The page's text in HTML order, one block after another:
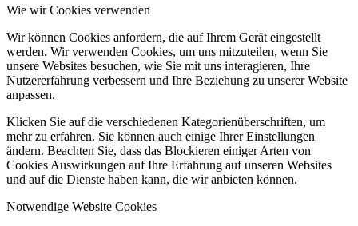
Wie wir Cookies verwenden
Wir können Cookies anfordern, die auf Ihrem Gerät eingestellt
werden. Wir verwenden Cookies, um uns mitzuteilen, wenn Sie
unsere Websites besuchen, wie Sie mit uns interagieren, Ihre
Nutzererfahrung verbessern und Ihre Beziehung zu unserer Website
anpassen.
Klicken Sie auf die verschiedenen Kategorienüberschriften, um
mehr zu erfahren. Sie können auch einige Ihrer Einstellungen
ändern. Beachten Sie, dass das Blockieren einiger Arten von
Cookies Auswirkungen auf Ihre Erfahrung auf unseren Websites
und auf die Dienste haben kann, die wir anbieten können.
Notwendige Website Cookies